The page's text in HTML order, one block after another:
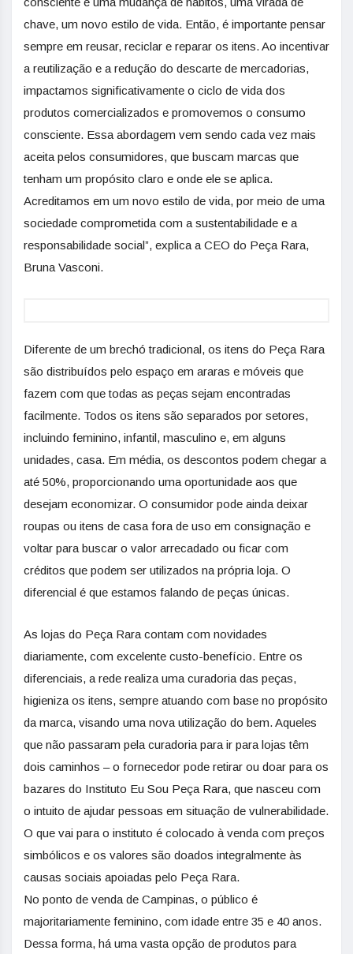
chave, um novo estilo de vida. Então, é importante pensar
sempre em reusar, reciclar e reparar os itens. Ao incentivar
a reutilização e a redução do descarte de mercadorias,
impactamos significativamente o ciclo de vida dos
produtos comercializados e promovemos o consumo
consciente. Essa abordagem vem sendo cada vez mais
aceita pelos consumidores, que buscam marcas que
tenham um propósito claro e onde ele se aplica.
Acreditamos em um novo estilo de vida, por meio de uma
sociedade comprometida com a sustentabilidade e a
responsabilidade social”, explica a CEO do Peça Rara,
Bruna Vasconi.
Diferente de um brechó tradicional, os itens do Peça Rara
são distribuídos pelo espaço em araras e móveis que
fazem com que todas as peças sejam encontradas
facilmente. Todos os itens são separados por setores,
incluindo feminino, infantil, masculino e, em alguns
unidades, casa. Em média, os descontos podem chegar a
até 50%, proporcionando uma oportunidade aos que
desejam economizar. O consumidor pode ainda deixar
roupas ou itens de casa fora de uso em consignação e
voltar para buscar o valor arrecadado ou ficar com
créditos que podem ser utilizados na própria loja. O
diferencial é que estamos falando de peças únicas.
As lojas do Peça Rara contam com novidades
diariamente, com excelente custo-benefício. Entre os
diferenciais, a rede realiza uma curadoria das peças,
higieniza os itens, sempre atuando com base no propósito
da marca, visando uma nova utilização do bem. Aqueles
que não passaram pela curadoria para ir para lojas têm
dois caminhos – o fornecedor pode retirar ou doar para os
bazares do Instituto Eu Sou Peça Rara, que nasceu com
o intuito de ajudar pessoas em situação de vulnerabilidade.
O que vai para o instituto é colocado à venda com preços
simbólicos e os valores são doados integralmente às
causas sociais apoiadas pelo Peça Rara.
No ponto de venda de Campinas, o público é
majoritariamente feminino, com idade entre 35 e 40 anos.
Dessa forma, há uma vasta opção de produtos para